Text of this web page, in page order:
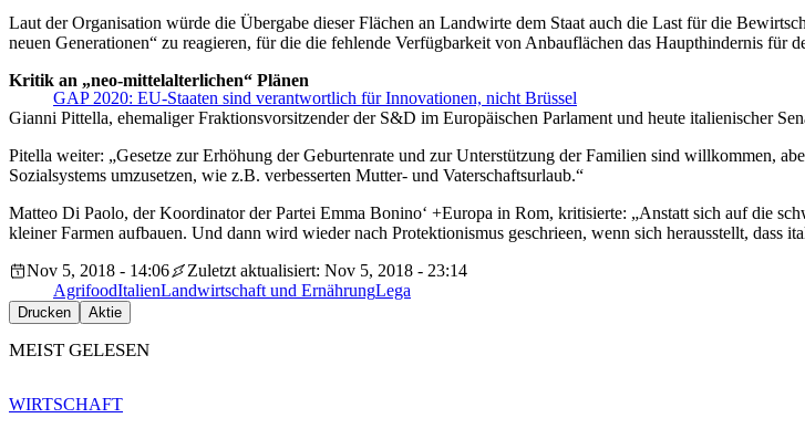
Laut der Organisation würde die Übergabe dieser Flächen an Landwirte dem Staat auch die Last für die
neuen Generationen“ zu reagieren, für die die fehlende Verfügbarkeit von Anbauflächen das Haupthindernis für
GAP 2020: EU-Staaten sind verantwortlich für Innovationen, nicht Brüssel
Kritik an „neo-mittelalterlichen“ Plänen
Gianni Pittella, ehemaliger Fraktionsvorsitzender der S&D im Europäischen Parlament und heute italienischer
Pitella weiter: „Gesetze zur Erhöhung der Geburtenrate und zur Unterstützung der Familien sind willkommen,
Sozialsystems umzusetzen, wie z.B. verbesserten Mutter- und Vaterschaftsurlaub.“
Matteo Di Paolo, der Koordinator der Partei Emma Bonino‘ +Europa in Rom, kritisierte: „Anstatt sich auf die
kleiner Farmen aufbauen. Und dann wird wieder nach Protektionismus geschrieen, wenn sich herausstellt, dass
Nov 5, 2018 - 14:06
Zuletzt aktualisiert: Nov 5, 2018 - 23:14
AgrifoodItalienLandwirtschaft und ErnährungLega
Drucken Aktie
MEIST GELESEN
WIRTSCHAFT